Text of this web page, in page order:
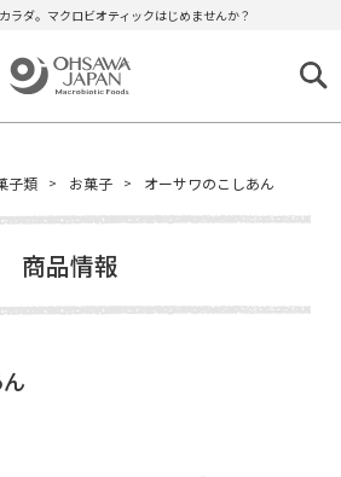
ラダ。マクロビオティックはじめませんか？
子類 お菓子 オーサワのこしあん
商品情報